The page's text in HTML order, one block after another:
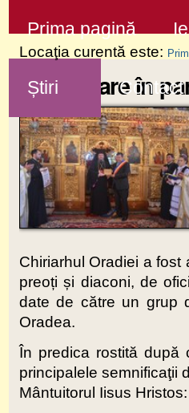
la
conţinut
Sari
la
navigare
Prima pagină
Știri Contact
Locaţia curentă este:
Sărbătoare în
Chiriarhul Oradiei a
preoți și diaconi, de
date de către un grup
Oradea.
În predica rostită după
principalele semnificaţii
Mântuitorul Iisus Hristos: